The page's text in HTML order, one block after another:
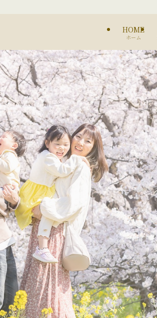
HOME
ホーム